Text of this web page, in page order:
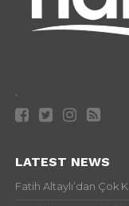
.
LATEST NEWS
Fatih Altaylı’dan Çok